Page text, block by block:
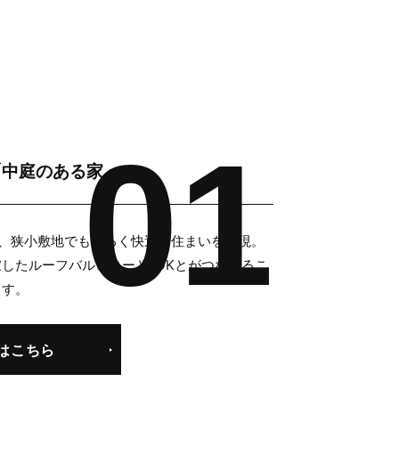
庭のある家」
小敷地でも明るく快適な住まいを実現。
たルーフバルコニーとLDKとがつながるこ
。
こちら